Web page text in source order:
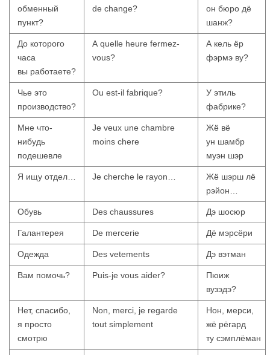
обменный
пункт?
de change?
он бюро дё
шанж?
До которого
часа
вы работаете?
A quelle heure fermez-
vous?
А кель ёр
фэрмэ ву?
Чье это
производство?
Ou est-il fabrique?
У этиль
фабрике?
Мне что-
нибудь
подешевле
Je veux une chambre
moins chere
Жё вё
ун шамбр
муэн шэр
Я ищу отдел… Je cherche le rayon…
Жё шэрш лё
рэйон…
Обувь Des chaussures Дэ шосюр
Галантерея De mercerie Дё мэрсёри
Одежда Des vetements Дэ вэтман
Вам помочь? Puis-je vous aider?
Пюиж
вузэдэ?
Нет, спасибо,
я просто
смотрю
Non, merci, je regarde
tout simplement
Нон, мерси,
жё рёгард
ту сэмплёман